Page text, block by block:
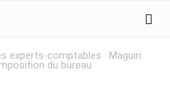
experts-comptables : Maguiri
du bureau